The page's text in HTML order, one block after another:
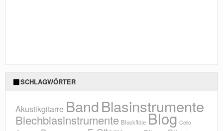
SCHLAGWÖRTER
Akustikgitarre BandBlasinstrumente
Blechblasinstrumente Blockflöte Blog Cello